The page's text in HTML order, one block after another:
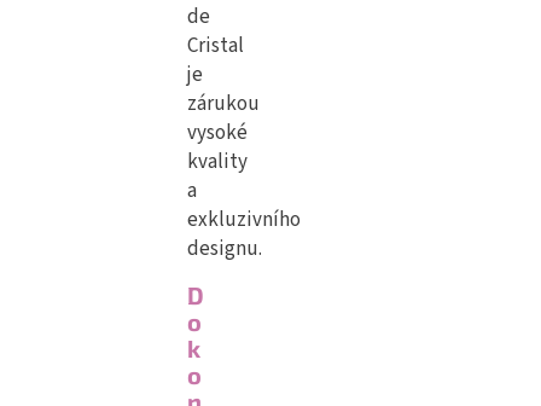
de
Cristal
je
zárukou
vysoké
kvality
a
exkluzivního
designu.
D
o
k
o